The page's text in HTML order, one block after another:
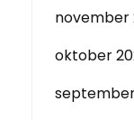
november
oktober